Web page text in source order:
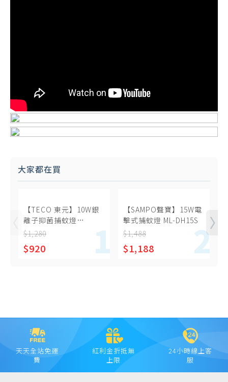
大家都在買
【TECO 東元】10W銀
離子抑菌捕蚊燈
(XYFYK106)
$1,280
$920
【SAMPO聲寶】15W電
擊式捕蚊燈 ML-DH15S
$1,488
$1,188
天天全站免運
費
紅利金折抵無
上限
24小時線上客
服